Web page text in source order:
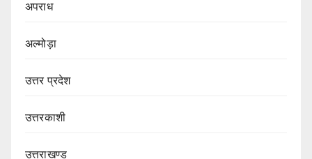
अपराध
अल्मोड़ा
उत्तर प्रदेश
उत्तरकाशी
उत्तराखण्ड